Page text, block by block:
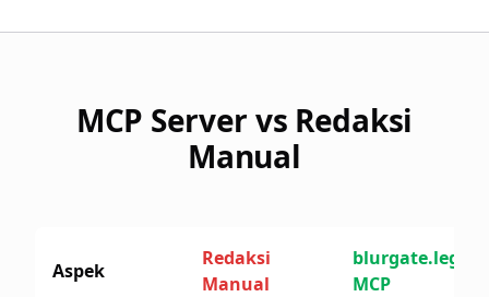
MCP Server vs Redaksi
Manual
Aspek
Redaksi
Manual
blurgate.legal
MCP